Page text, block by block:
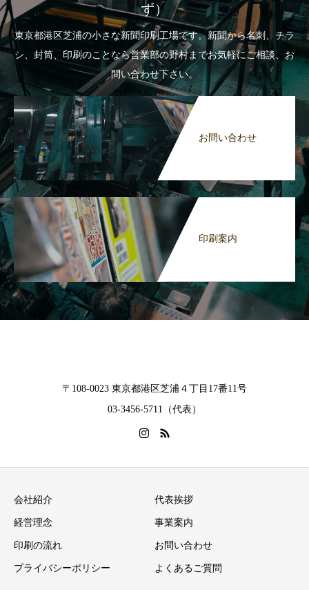
ず）
東京都港区芝浦の小さな新聞印刷工場です。新聞から名刺、チラ
シ、封筒、印刷のことなら営業部の野村までお気軽にご相談、お
問い合わせ下さい。
お問い合わせ
印刷案内
〒108-0023 東京都港区芝浦４丁目17番11号
03-3456-5711（代表）
会社紹介 代表挨拶
経営理念 事業案内
印刷の流れ お問い合わせ
プライバシーポリシー よくあるご質問